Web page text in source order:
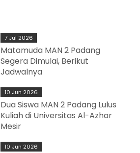
7 Jul 2026
Matamuda MAN 2 Padang
Segera Dimulai, Berikut
Jadwalnya
10 Jun 2026
Dua Siswa MAN 2 Padang Lulus
Kuliah di Universitas Al-Azhar
Mesir
10 Jun 2026